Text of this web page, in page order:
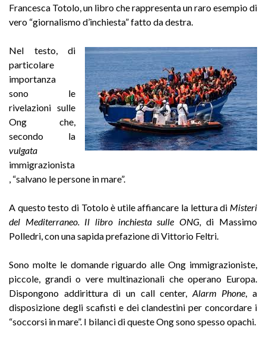
Francesca Totolo, un libro che rappresenta un raro esempio di
vero “giornalismo d’inchiesta” fatto da destra.
Nel testo, di
particolare
importanza
sono le
rivelazioni sulle
Ong che,
secondo la
vulgata
immigrazionista
, “salvano le persone in mare”.
A questo testo di Totolo è utile affiancare la lettura di Misteri
del Mediterraneo. Il libro inchiesta sulle ONG, di Massimo
Polledri, con una sapida prefazione di Vittorio Feltri.
Sono molte le domande riguardo alle Ong immigrazioniste,
piccole, grandi o vere multinazionali che operano Europa.
Dispongono addirittura di un call center, Alarm Phone , a
disposizione degli scafisti e dei clandestini per concordare i
“soccorsi in mare”. I bilanci di queste Ong sono spesso opachi.